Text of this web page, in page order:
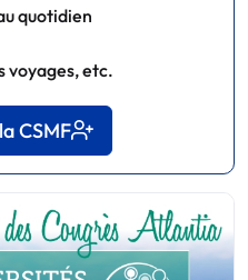
quotidien
voyages, etc.
CSMF